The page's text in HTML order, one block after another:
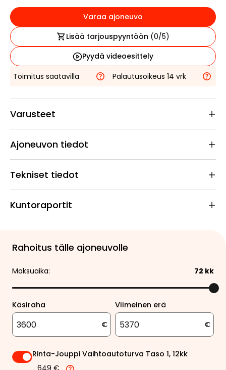
Varaa ajoneuvo
Lisää tarjouspyyntöön (0/5)
Pyydä videoesittely
Toimitus saatavilla
Palautusoikeus 14 vrk
Varusteet
Ajoneuvon tiedot
Tekniset tiedot
Kuntoraportit
Rahoitus tälle ajoneuvolle
Maksuaika: 72 kk
Käsiraha
€
Viimeinen erä
€
Rinta-Jouppi Vaihtoautoturva Taso 1, 12kk
649 €